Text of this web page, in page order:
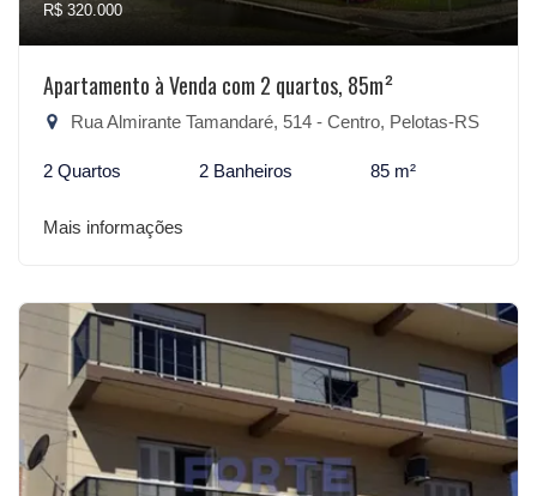
R$ 320.000
Apartamento à Venda com 2 quartos, 85m²
Rua Almirante Tamandaré, 514 - Centro, Pelotas-RS
2 Quartos 2 Banheiros 85 m²
Mais informações